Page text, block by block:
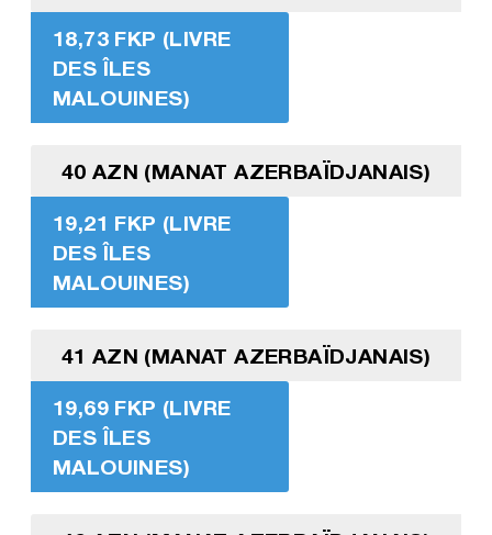
18,73 FKP (LIVRE
DES ÎLES
MALOUINES)
40 AZN (MANAT AZERBAÏDJANAIS)
19,21 FKP (LIVRE
DES ÎLES
MALOUINES)
41 AZN (MANAT AZERBAÏDJANAIS)
19,69 FKP (LIVRE
DES ÎLES
MALOUINES)